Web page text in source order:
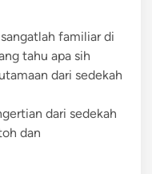
familiar di
tahu apa sih
dari sedekah
dari sedekah
dan